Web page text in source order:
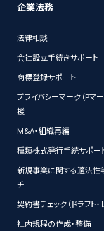
企業法務
法律相談
会社設立手続きサポート
商標登録サポート
プライバシーマーク（Pマ
援
M&A・組織再編
種類株式発行手続サポー
新規事業に関する適法性
チ
契約書チェック（ドラフト・
社内規程の作成・整備